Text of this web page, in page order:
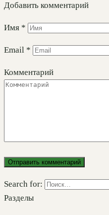
Добавить комментарий
Имя *
Email *
Комментарий
Search for:
Разделы